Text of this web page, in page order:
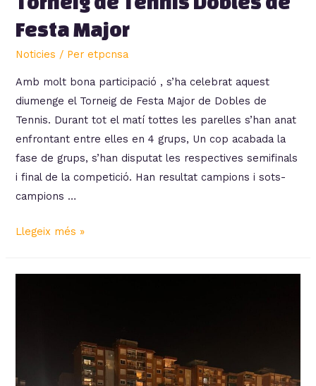
Festa Major
Noticies / Per etpcnsa
Amb molt bona participació , s’ha celebrat aquest
diumenge el Torneig de Festa Major de Dobles de
Tennis. Durant tot el matí tottes les parelles s’han anat
enfrontant entre elles en 4 grups, Un cop acabada la
fase de grups, s’han disputat les respectives semifinals
i final de la competició. Han resultat campions i sots-
campions …
Torneig
Llegeix més »